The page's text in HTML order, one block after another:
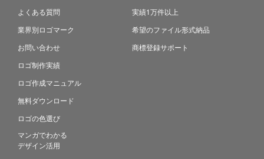
よくある質問
業界別ロゴマーク
お問い合わせ
ロゴ制作実績
ロゴ作成マニュアル
無料ダウンロード
ロゴの色選び
マンガでわかる
デザイン活用
実績1万件以上
希望のファイル形式納品
商標登録サポート